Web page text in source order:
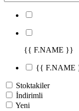
{{ F.NAME }}
{{ F.NAME
Stoktakiler
İndirimli
Yeni